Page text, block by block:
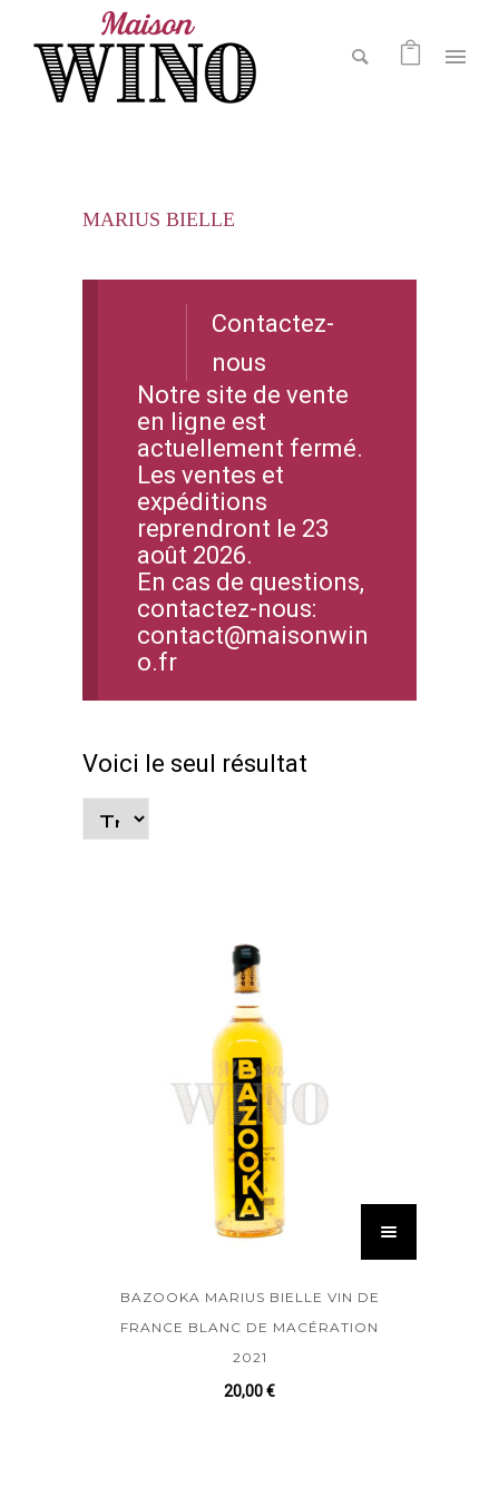
MARIUS BIELLE
Contactez-
nous
Notre site de vente
en ligne est
actuellement fermé.
Les ventes et
expéditions
reprendront le 23
août 2026.
En cas de questions,
contactez-nous:
contact@maisonwin
o.fr
Voici le seul résultat
BAZOOKA MARIUS BIELLE VIN DE
FRANCE BLANC DE MACÉRATION
2021
20,00€